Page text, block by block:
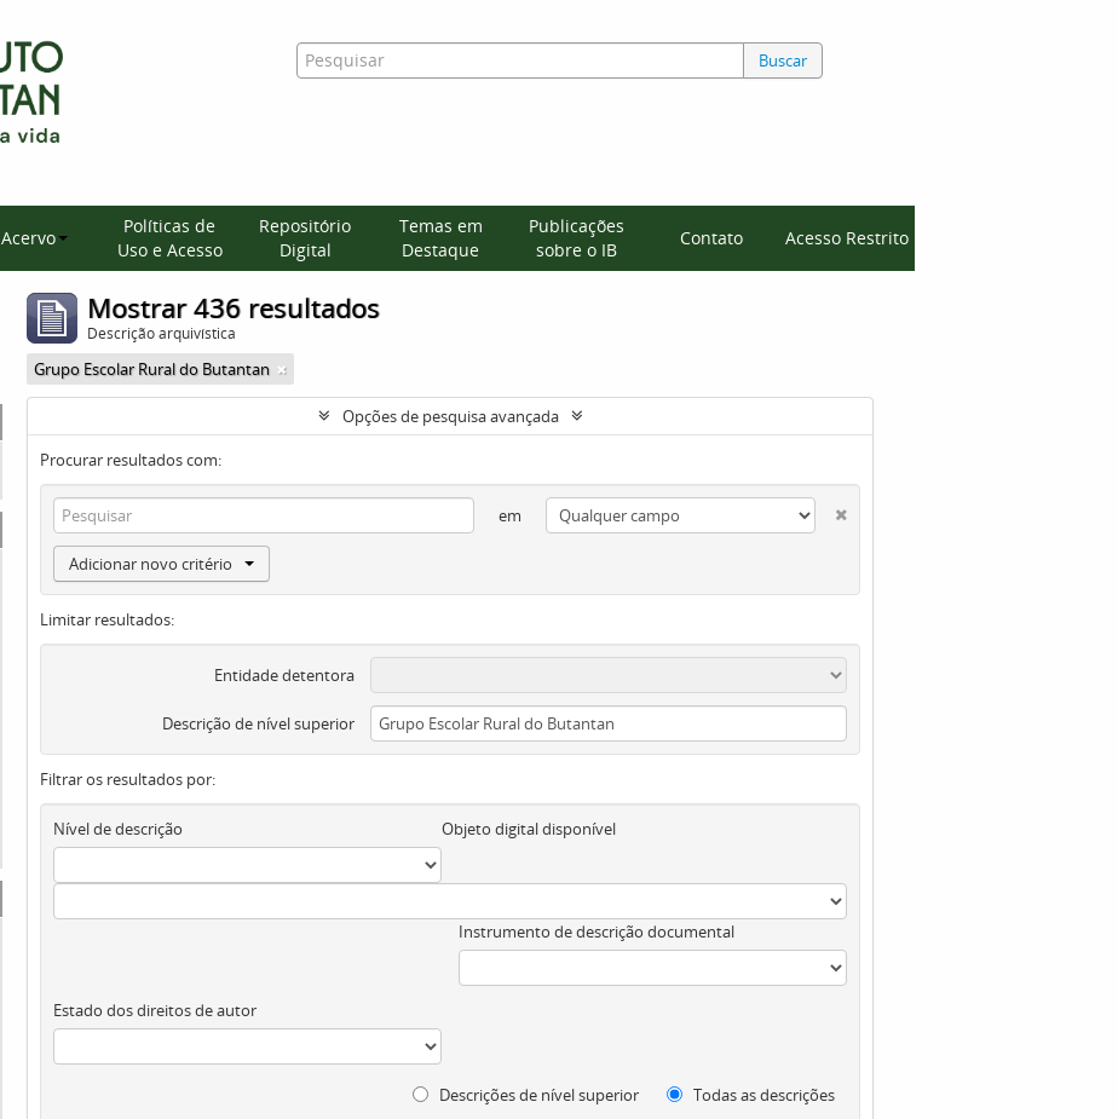
Buscar
Acervo
Políticas de
Uso e Acesso
Repositório
Digital
Temas em
Destaque
Publicações
sobre o IB
Contato Acesso Restrito
Mostrar 436 resultados
Descrição arquivística
Grupo Escolar Rural do Butantan
Opções de pesquisa avançada
Procurar resultados com:
em
Adicionar novo critério
Limitar resultados:
Entidade detentora
Descrição de nível superior
Filtrar os resultados por:
Nível de descrição Objeto digital disponível
Instrumento de descrição documental
Estado dos direitos de autor
Descrições de nível superior Todas as descrições